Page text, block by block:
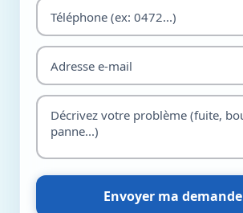
Envoyer ma demande